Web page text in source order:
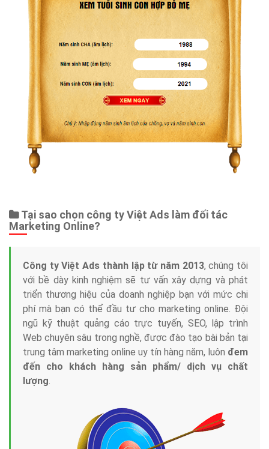
Tại sao chọn công ty Việt Ads làm đối tác
Marketing Online?
Công ty Việt Ads thành lập từ năm 2013, chúng tôi
với bề dày kinh nghiệm sẽ tư vấn xây dựng và phát
triển thương hiệu của doanh nghiệp bạn với mức chi
phí mà bạn có thể đầu tư cho marketing online. Đội
ngũ kỹ thuật quảng cáo trực tuyến, SEO, lập trình
Web chuyên sâu trong nghề, được đào tạo bài bản tại
trung tâm marketing online uy tín hàng năm, luôn đem
đến cho khách hàng sản phẩm/ dịch vụ chất
lượng.